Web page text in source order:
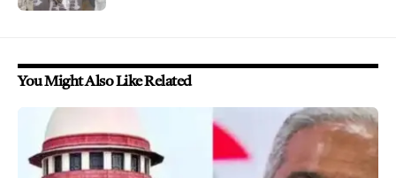
You Might Also Like Related